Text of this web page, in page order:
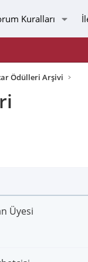
Kuralları
Ödülleri Arşivi
Üyesi